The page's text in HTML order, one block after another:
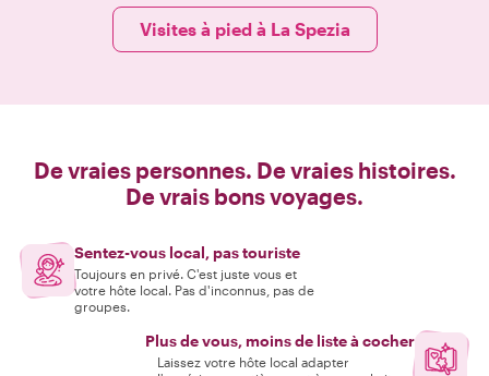
Visites à pied à La Spezia
De vraies personnes. De vraies histoires.
De vrais bons voyages.
Sentez-vous local, pas touriste
Toujours en privé. C'est juste vous et
votre hôte local. Pas d'inconnus, pas de
groupes.
Plus de vous, moins de liste à cocher
Laissez votre hôte local adapter